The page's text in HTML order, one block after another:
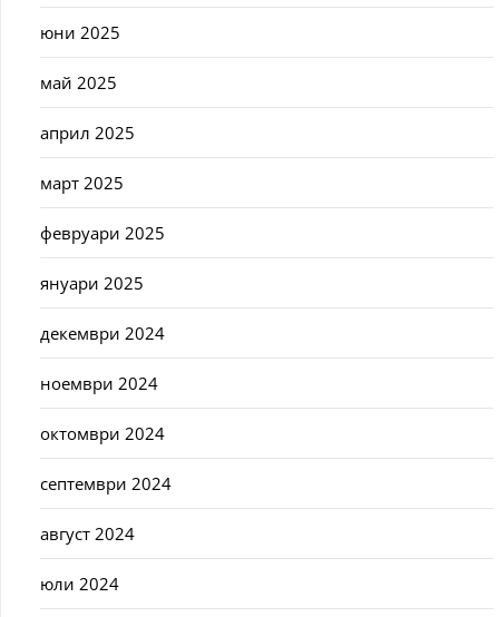
юни 2025
май 2025
април 2025
март 2025
февруари 2025
януари 2025
декември 2024
ноември 2024
октомври 2024
септември 2024
август 2024
юли 2024